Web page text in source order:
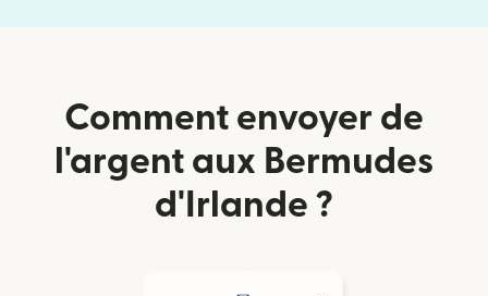
Comment envoyer de
l'argent aux Bermudes
d'Irlande ?